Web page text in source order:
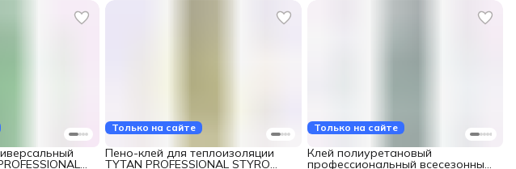
Только на сайте
Пено-клей для теплоизоляции
TYTAN PROFESSIONAL STYRO
Только на сайте
Клей полиуретановый
профессиональный всесезонный